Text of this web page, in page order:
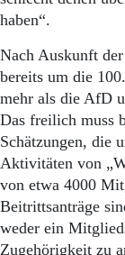
haben“.
Nach Auskunft
bereits um die
mehr als die AfD
Das freilich muss
Schätzungen, die
Aktivitäten von
von etwa 4000
Beitrittsanträge
weder ein
Zugehörigkeit zu